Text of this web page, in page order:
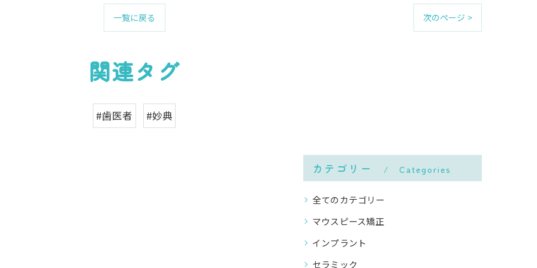
一覧に戻る 次のページ >
関連タグ
#歯医者 #妙典
カテゴリー Categories
全てのカテゴリー
マウスピース矯正
インプラント
セラミック